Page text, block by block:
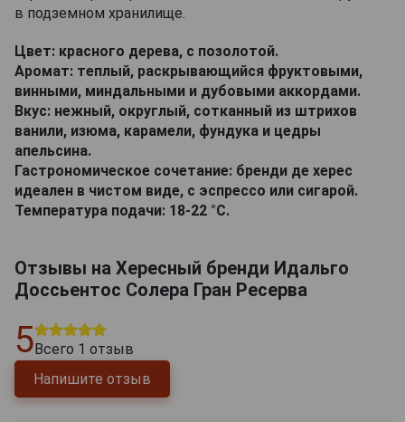
в подземном хранилище.
Цвет: красного дерева, с позолотой.
Аромат: теплый, раскрывающийся фруктовыми,
винными, миндальными и дубовыми аккордами.
Вкус: нежный, округлый, сотканный из штрихов
ванили, изюма, карамели, фундука и цедры
апельсина.
Гастрономическое сочетание: бренди де херес
идеален в чистом виде, с эспрессо или сигарой.
Температура подачи: 18-22 °C.
Отзывы на Хересный бренди Идальго
Доссьентос Солера Гран Ресерва
5Всего 1 отзыв
Напишите отзыв